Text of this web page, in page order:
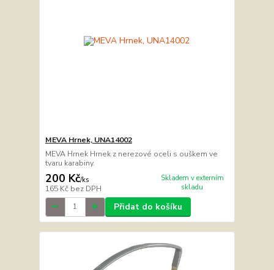
MEVA Hrnek, UNA14002
MEVA Hrnek Hrnek z nerezové oceli s ouškem ve
tvaru karabiny.
200 Kč/ks
165 Kč bez DPH
Skladem v externím
skladu
Přidat do košíku